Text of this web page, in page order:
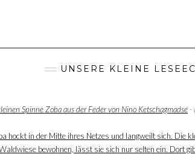
UNSERE KLEINE
Spinne Zoba aus der Feder von Nino Ketschagmadse-
hockt in der Mitte ihres Netzes und langweilt sich. Die
bewohnen, lässt sie sich nur selten ein. Dort